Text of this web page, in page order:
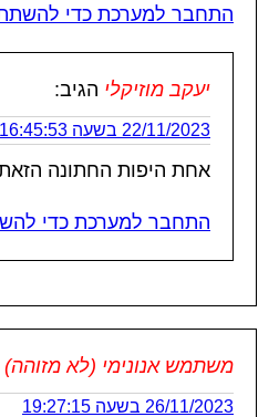
התחבר למערכת כדי
יעקב מוזיקלי הגיב:
22/11/2023 בשעה 16:45:53
אחת היפות החתונה
התחבר למערכת כדי
משתמש אנונימי (לא מזוהה)
26/11/2023 בשעה 19:27:15